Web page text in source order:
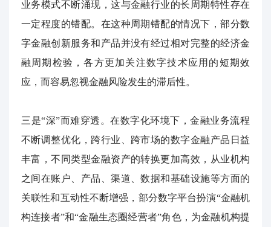
业务模式不断涌现，这与金融行业的长周期特性存在
一定程度的错配。在这种周期错配的情况下，部分数
字金融创新服务和产品并没有经过相对完整的经济金
融周期检验，各方更加关注数字技术应用的短期效
应，而容易忽视金融风险发生的滞后性。
三是“深”而难穿透。在数字化环境下，金融业务流程
不断调整优化，跨行业、跨市场的数字金融产品日益
丰富，不同类型金融资产的转换更加高效，从业机构
之间在账户、产品、渠道、数据和基础设施等方面的
关联性和互动性不断增强，部分数字平台扮演“金融机
构连接者”和“金融生态圈经营者”角色，为金融机构提